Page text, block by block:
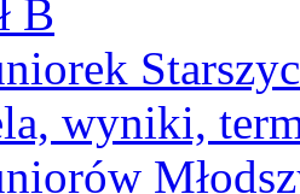
B
wyniki,